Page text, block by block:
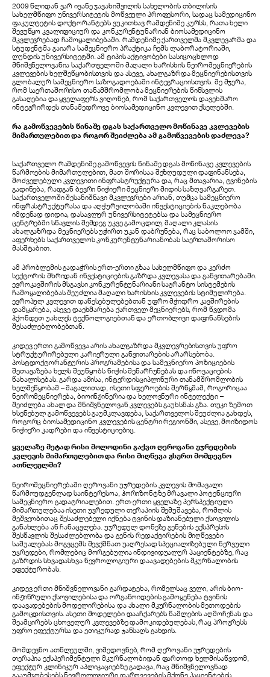
2009 წლიდან ვარ ივანე ჯავახიშვილის სახელობის თბილისის
სახელმწიფო უნივერსიტეტის მოწვეული პროფესორი, სადაც სამედიცინო
ფაკულტეტის დოქტორანტებს ვუკითხავ რამდენიმე კურსს, რათა ხელი
შევუწყო კვალიფიციურ და კონკურენტუნარიან ბიოსამედიცინო
მკვლევრებად ჩამოყალიბებაში. რამდენიმე ქართველმა მკვლევარმა და
სტუდენტმა გაიარა სამეცნიერო პრაქტიკა ჩემს ლაბორატორიაში,
ლუნდის უნივერსიტეტში. ამ ტიპის აქტივობები სასიცოცხლოდ
მნიშვნელოვანია საქართველოში მაღალი ხარისხის ნეირომეცნიერების
კვლევების ხელშეწყობისთვის და ასევე, ახალგაზრდა მეცნიერებისთვის
გლობალურ სამეცნიერო საზოგადოებაში ინტეგრაციისთვის. მე მჯერა,
რომ საერთაშორისო თანამშრომლობა მეცნიერების წინსვლის
გასაღებია და ყველაფერს ვიღონებ, რომ საქართველოს დავეხმარო
ინტეგრირდეს თანამედროვე ბიოსამედიცინო კვლევით ქსელებში.
რა გამოწვევების წინაშე დგას საქართველო მოწინავე კვლევების
მიმართულებით და როგორ შეიძლება ამ გამოწვევების დაძლევა?
საქართველო რამდენიმე გამოწვევის წინაშე დგას მოწინავე კვლევების
წარმოების მიმართულებით, მათ შორისაა შეზღუდული დაფინანსება,
მოძველებული კვლევითი ინფრასტრუქტურა და, რაც მთავარია, ტვინების
გადინება, რადგან ბევრი ნიჭიერი მეცნიერი მიდის საზღვარგარეთ.
საქართველოში შესანიშნავი მკვლევრები არიან, თუმცა სამეცნიერო
ინფრასტრუქტურასა და აღჭურვილობაში ინვესტიციების ნაკლებობა
იმდენად დიდია, დასავლურ უნივერსიტეტებსა და სამეცნიერო
ცენტრებში სწავლის შემდეგ უკვე გამოცდილ, მაღალი კლასის
ახალგაზრდა მეცნიერებს უჭირთ უკან დაბრუნება, რაც საბოლოო ჯამში,
აფერხებს საქართველოს კონკურენტუნარიანობას საერთაშორისო
მასშტაბით.
ამ პრობლემის გადაჭრის ერთ-ერთი გზაა სახელმწიფო და კერძო
სექტორის მხრიდან ინვესტიციების გაზრდა კვლევასა და განვითარებაში.
ევროკავშირის მსგავსი კონკურენტუნარიანი საგრანტო სისტემების
ჩამოყალიბებას შეუძლია მაღალი ხარისხის კვლევების სტიმულირება.
ევროპულ კვლევით დაწესებულებებთან უფრო მჭიდრო კავშირების
დამყარება, ასევე დაეხმარება ქართველ მეცნიერებს, რომ წვდომა
ჰქონდეთ უახლეს ტექნოლოგიებთან და ერთობლივი დაფინანსების
შესაძლებლობებთან.
კიდევ ერთი გამოწვევა არის ახალგაზრდა მკვლევრებისთვის უფრო
სტრუქტურირებული კარიერული განვითარების არარსებობა.
პოსტდოქტორანტურის პროგრამებისა და სამეცნიერო პოზიციების
შეთავაზება ხელს შეუწყობს ნიჭის შენარჩუნებას და ინოვაციების
წახალისებას. გარდა ამისა, ინტერდისციპლინური თანამშრომლობის
ხელშეწყობამ – მაგალითად, ისეთი სფეროების შერწყმამ, როგორიცაა
ნეირომეცნიერება, ბიოინჟინერია და ხელოვნური ინტელექტი –
შეიძლება ახალ და მნიშვნელოვან კვლევებს გაუხსნას გზა. თუკი ზემოთ
ხსენებულ გამოწვევებს გაუმკლავდება, საქართველოს შეუძლია გახდეს,
როგორც ბიოსამედიცინო კვლევების ცენტრი რეგიონში, ასევე, მოიზიდოს
ნიჭიერი კადრები და ინვესტიციებიც.
ყველაზე მეტად რისი მოლოდინი გაქვთ ღეროვანი უჯრედების
კვლევის მიმართულებით და რისი მიღწევა გსურთ მომდევნო
ათწლეულში?
ნეირომეცნიერებაში ღეროვანი უჯრედების კვლევის მომავალი
წარმოუდგენლად საინტერესოა, ჰორიზონტზე მრავალი პოტენციური
სამეცნიერო გადატრიალებით. ერთ-ერთი ყველაზე პერსპექტიული
მიმართულებაა ისეთი უჯრედული თერაპიის შემუშავება, რომლის
მეშვეობითაც შესაძლებელი იქნება ტვინის დაზიანებული ქსოვილის
განახლება ან ჩანაცვლება. უჯრედულ დონეზე გენების ექსპრესის
შესწავლის შესაძლებლობა და გენის რედაქტირების მიღწევები
საშუალებას მოგვცემს შევქმნათ უაღრესად სპეციალიზებული ნერვული
უჯრედები, რომლებიც მორგებულია ინდივიდუალურ პაციენტებზე, რაც
გაზრდის სხვადასხვა ნევროლოგიური დაავადებების მკურნალობის
ეფექტურობას.
კიდევ ერთი მნიშვნელოვანი გარდატეხა, რომელსაც ველი, არის ბიო-
ინჟინრული ქსოვილებისა და ორგანოიდების გამოყენება ტვინის
დაავადებების მოდელირებისა და ახალი მკურნალობის მეთოდების
გამოცდისთვის. ასეთი მოდელები დააჩქარებს წამლების აღმოჩენას და
შეამცირებს ცხოველურ კვლევებზე დამოკიდებულებას, რაც პროგრესს
უფრო ეფექტურსა და ეთიკურად ჯანსაღს გახდის.
მომდევნო ათწლეულში, ვიმედოვნებ, რომ ღეროვანი უჯრედების
თერაპია ექსპერიმენტული მკურნალობიდან ფართოდ ხელმისაწვდომ,
ეფექტურ კლინიკურ აპლიკაციებზე გადავა, რაც მნიშვნელოვნად
გააუმჯობესებს ნევროლოგიური დარღვევების მქონე პაციენტების